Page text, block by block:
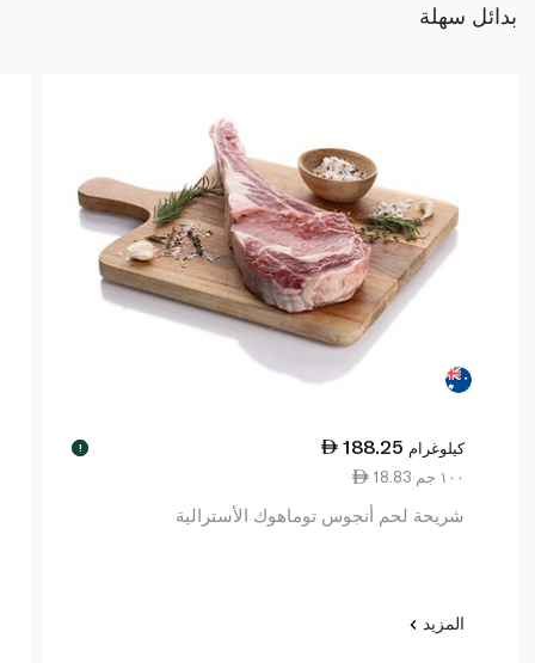
بدائل سهلة
188.25 كيلوغرام !
18.83 ١٠٠ جم
شريحة لحم أنجوس توماهوك الأسترالية
المزيد